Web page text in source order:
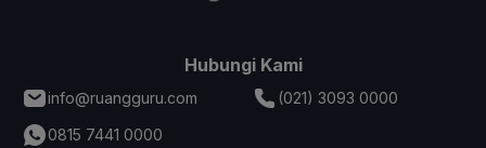
Hubungi Kami
info@ruangguru.com
(021) 3093 0000
0815 7441 0000